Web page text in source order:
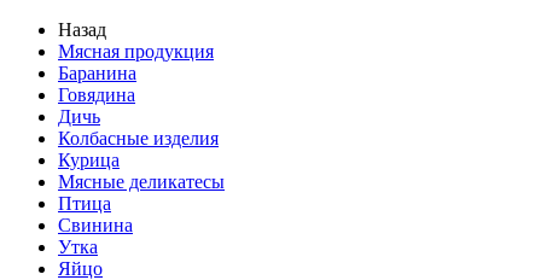
Назад
Мясная продукция
Баранина
Говядина
Дичь
Колбасные изделия
Курица
Мясные деликатесы
Птица
Свинина
Утка
Яйцо